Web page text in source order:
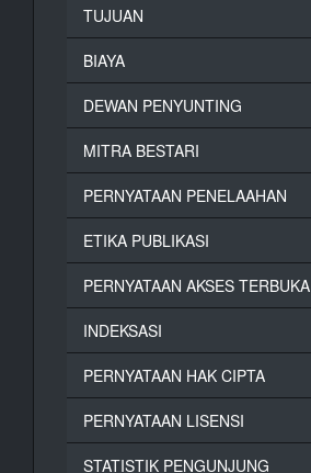
TUJUAN
BIAYA
DEWAN PENYUNTING
MITRA BESTARI
PERNYATAAN PENELAAHAN
ETIKA PUBLIKASI
PERNYATAAN AKSES TERBUKA
INDEKSASI
PERNYATAAN HAK CIPTA
PERNYATAAN LISENSI
STATISTIK PENGUNJUNG